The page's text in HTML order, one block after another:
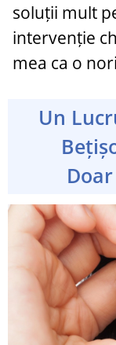
soluții mult
intervenție
mea ca o
Un